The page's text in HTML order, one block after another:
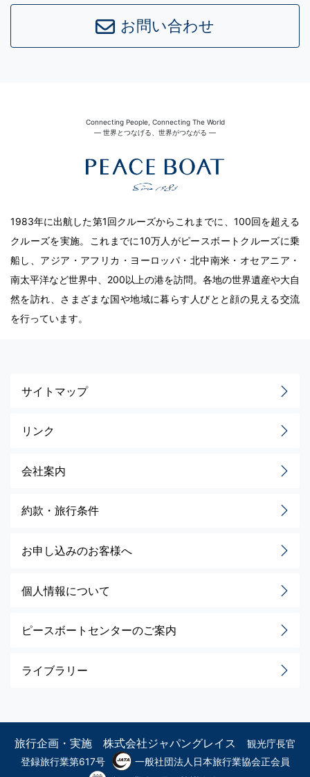
お問い合わせ
Connecting People, Connecting The World
― 世界とつなげる、世界がつながる ―
1983年に出航した第1回クルーズからこれまでに、100回を超える
クルーズを実施。これまでに10万人がピースボートクルーズに乗
船し、アジア・アフリカ・ヨーロッパ・北中南米・オセアニア・
南太平洋など世界中、200以上の港を訪問。各地の世界遺産や大自
然を訪れ、さまざまな国や地域に暮らす人びとと顔の見える交流
を行っています。
サイトマップ
リンク
会社案内
約款・旅行条件
お申し込みのお客様へ
個人情報について
ピースボートセンターのご案内
ライブラリー
旅行企画・実施 株式会社ジャパングレイス 観光庁長官
登録旅行業第617号
一般社団法人日本旅行業協会正会員